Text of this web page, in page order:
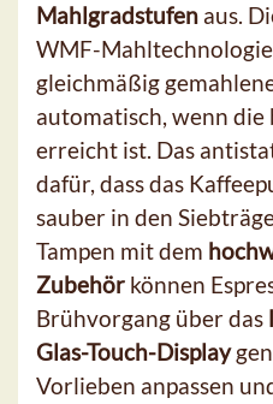
Mahlgradstufen aus.
WMF-
gleichmäßig
automatisch, wenn
erreicht ist. Das
dafür, dass das
sauber in den
Tampen mit dem
Zubehör können
Brühvorgang über das
Glas-Touch-Display
Vorlieben anpassen